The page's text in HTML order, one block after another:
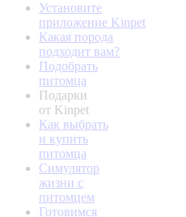
Установите
приложение Kinpet
Какая порода
подходит вам?
Подобрать
питомца
Подарки
от Kinpet
Как выбрать
и купить
питомца
Симулятор
жизни с
питомцем
Готовимся